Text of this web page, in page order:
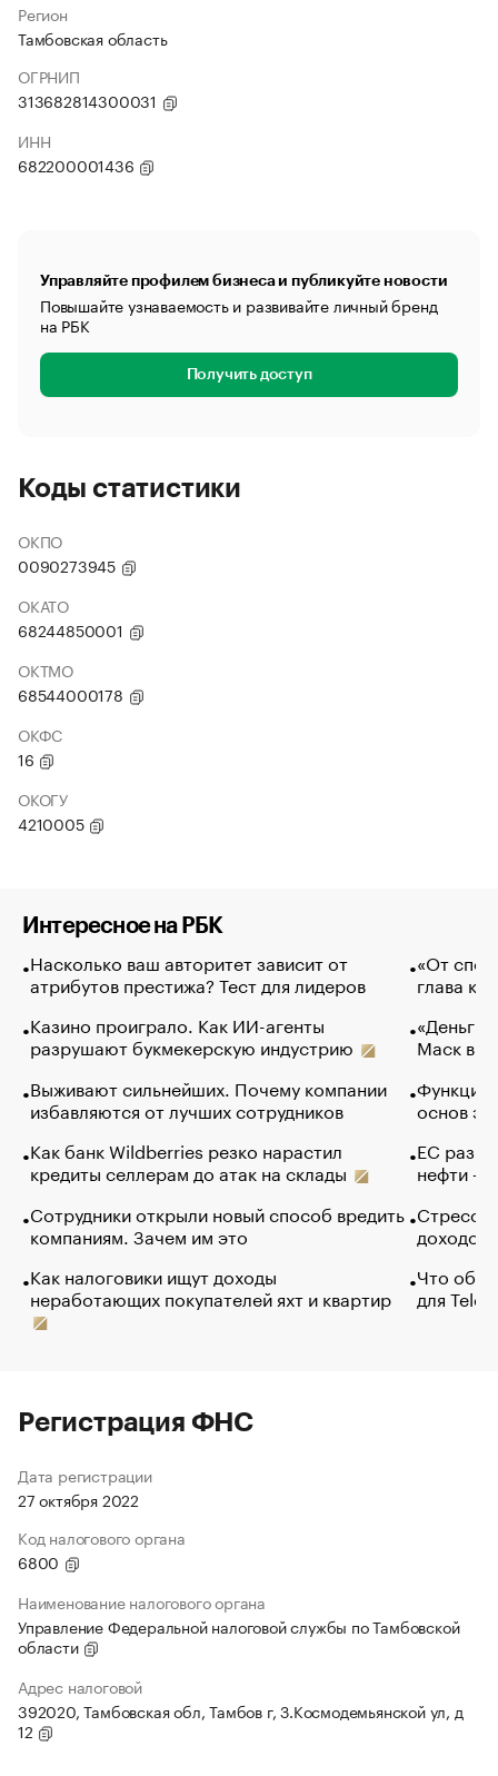
Регион
Тамбовская область
ОГРНИП
313682814300031
ИНН
682200001436
Управляйте профилем бизнеса и публикуйте новости
Повышайте узнаваемость и развивайте личный бренд
на РБК
Получить доступ
Коды статистики
ОКПО
0090273945
ОКАТО
68244850001
ОКТМО
68544000178
ОКФС
16
ОКОГУ
4210005
Интересное на РБК
Насколько ваш авторитет зависит от
атрибутов престижа? Тест для лидеров
Казино проиграло. Как ИИ-агенты
разрушают букмекерскую индустрию
Выживают сильнейших. Почему компании
избавляются от лучших сотрудников
Как банк Wildberries резко нарастил
кредиты селлерам до атак на склады
Сотрудники открыли новый способ вредить
компаниям. Зачем им это
Как налоговики ищут доходы
неработающих покупателей яхт и квартир
«От
глава
«Деньги
Маск в
Функции
основ
ЕС
нефти —
Стресс
доходов
Что
для
Регистрация ФНС
Дата регистрации
27 октября 2022
Код налогового органа
6800
Наименование налогового органа
Управление Федеральной налоговой службы по Тамбовской
области
Адрес налоговой
392020, Тамбовская обл, Тамбов г, З.Космодемьянской ул, д
12